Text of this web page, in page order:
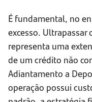
É fundamental, no
excesso.
representa uma
de um crédito não
Adiantamento a
operação possui